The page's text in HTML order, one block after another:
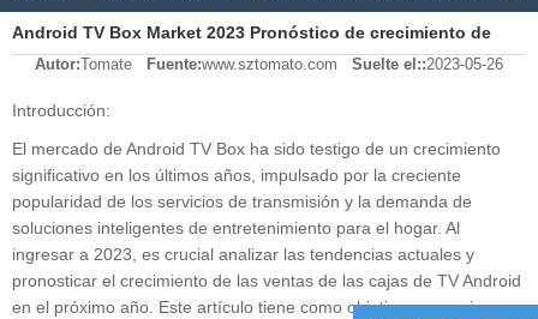
Android TV Box Market 2023 Pronóstico de crecimiento de
ventas
Autor:Tomate Fuente:www.sztomato.com Suelte el::2023-05-26
Introducción:
El mercado de Android TV Box ha sido testigo de un crecimiento
significativo en los últimos años, impulsado por la creciente
popularidad de los servicios de transmisión y la demanda de
soluciones inteligentes de entretenimiento para el hogar. Al
ingresar a 2023, es crucial analizar las tendencias actuales y
pronosticar el crecimiento de las ventas de las cajas de TV Android
en el próximo año. Este artículo tiene como objetivo proporcionar